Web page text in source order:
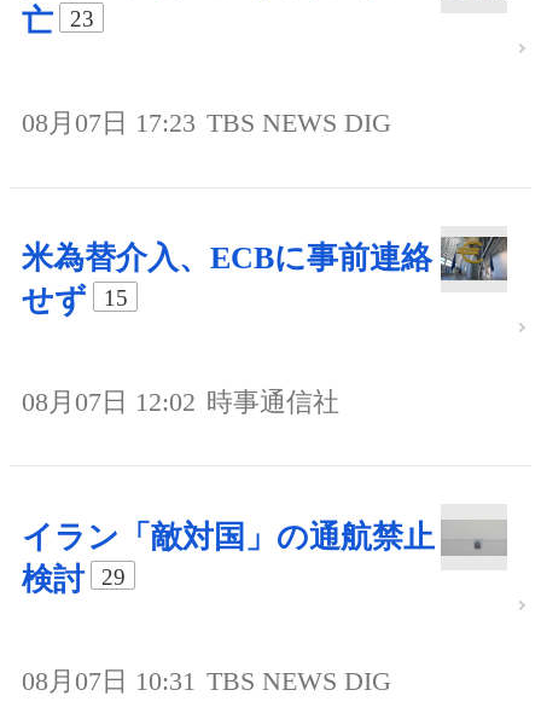
亡
23
08月07日 17:23 TBS NEWS DIG
米為替介入、ECBに事前連絡
せず
15
08月07日 12:02 時事通信社
イラン「敵対国」の通航禁止
検討
29
08月07日 10:31 TBS NEWS DIG